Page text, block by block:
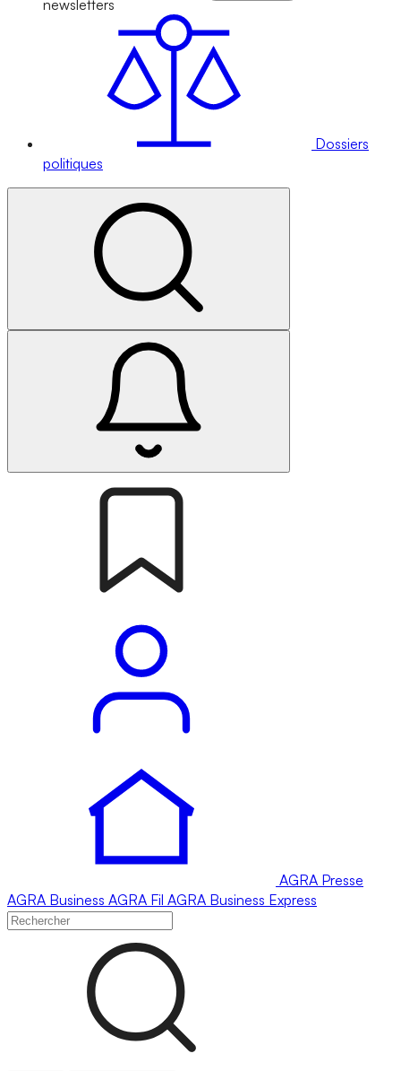
newsletters
Dossiers
politiques
AGRA Presse
AGRA Business AGRA Fil AGRA Business Express